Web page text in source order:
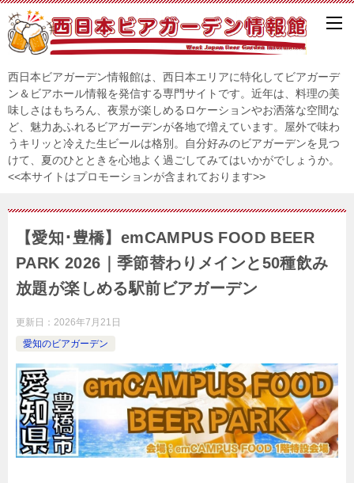
西日本ビアガーデン情報館は、西日本エリアに特化してビアガーデ
ン＆ビアホール情報を発信する専門サイトです。近年は、料理の美
味しさはもちろん、夜景が楽しめるロケーションやお洒落な空間な
ど、魅力あふれるビアガーデンが各地で増えています。屋外で味わ
うキリッと冷えた生ビールは格別。自分好みのビアガーデンを見つ
けて、夏のひとときを心地よく過ごしてみてはいかがでしょうか。
<<本サイトはプロモーションが含まれております>>
【愛知･豊橋】emCAMPUS FOOD BEER
PARK 2026｜季節替わりメインと50種飲み
放題が楽しめる駅前ビアガーデン
更新日： 2026年7月21日
愛知のビアガーデン